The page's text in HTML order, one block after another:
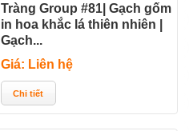
Tràng Group #81| Gạch gốm
in hoa khắc lá thiên nhiên |
Gạch...
Giá: Liên hệ